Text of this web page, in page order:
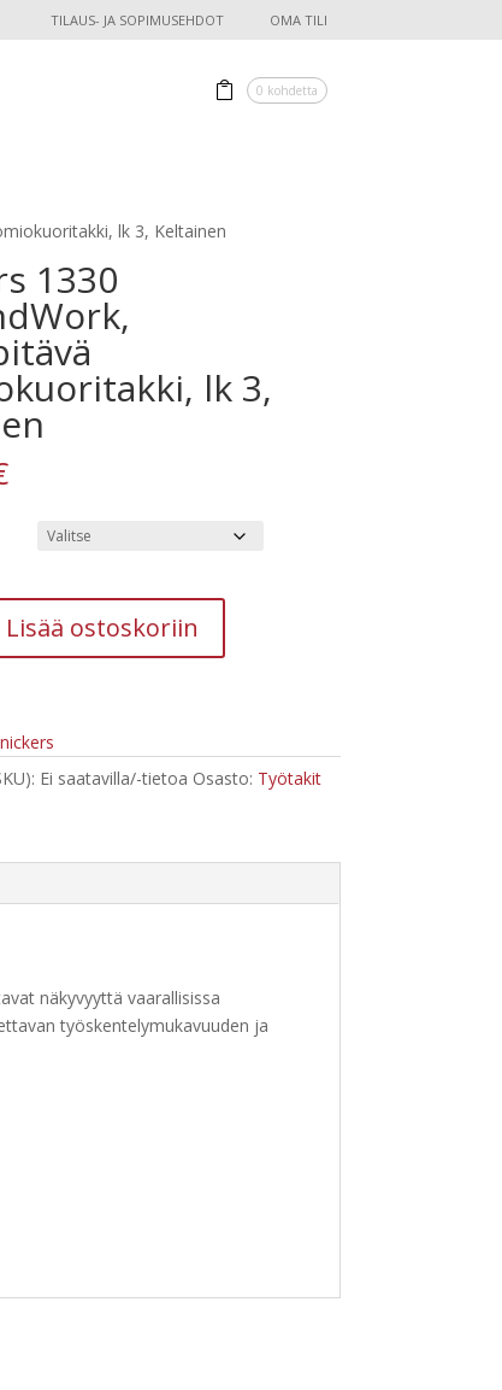
TILAUS- JA SOPIMUSEHDOT OMA TILI
0 kohdetta
lk 3, Keltainen
1330
lk 3,
Lisää ostoskoriin
Ei saatavilla/-tietoa Osasto: Työtakit
näkyvyyttä vaarallisissa
työskentelymukavuuden ja